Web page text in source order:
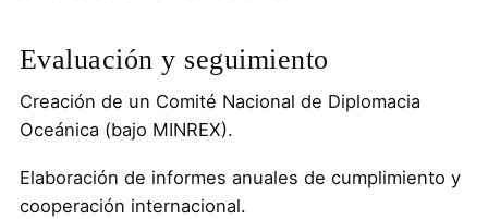
Evaluación y seguimiento
Creación de un Comité Nacional de Diplomacia
Oceánica (bajo MINREX).
Elaboración de informes anuales de cumplimiento y
cooperación internacional.